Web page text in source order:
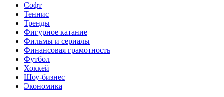
Софт
Теннис
Тренды
Фигурное катание
Фильмы и сериалы
Финансовая грамотность
Футбол
Хоккей
Шоу-бизнес
Экономика